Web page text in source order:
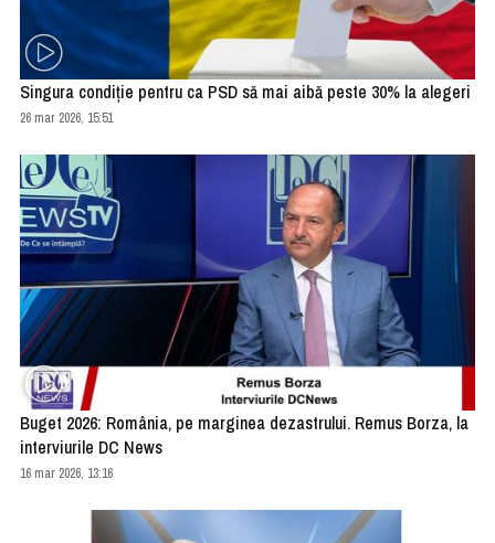
Singura condiţie pentru ca PSD să mai aibă peste 30% la alegeri
26 mar 2026, 15:51
Buget 2026: România, pe marginea dezastrului. Remus Borza, la
interviurile DC News
16 mar 2026, 13:16